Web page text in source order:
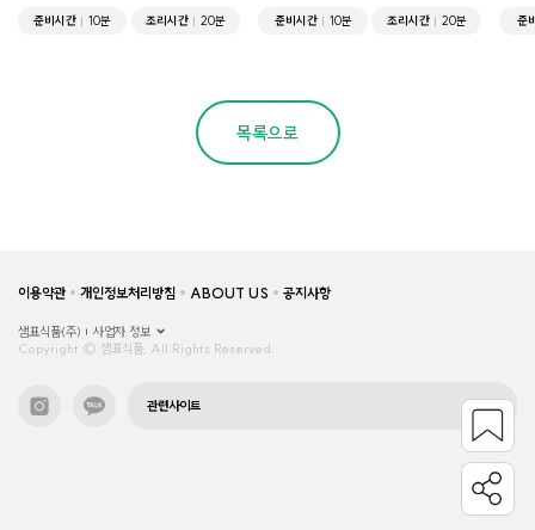
준비시간 10분 조리시간 20분 준비시간 10분 조리시간 20분 준
목록으로
이용약관 개인정보처리방침 ABOUT US 공지사항
샘표식품(주)
사업자 정보
Copyright © 샘표식품, All Rights Reserved.
관련사이트